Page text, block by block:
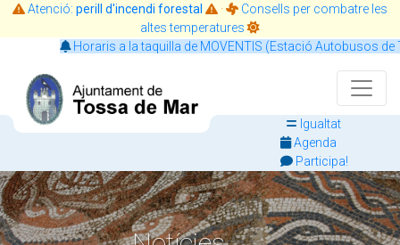
Atenció: perill d'incendi forestal ·
Consells per combatre les
altes temperatures
Horaris a la taquilla de MOVENTIS (Estació Autobusos de
Igualtat
Agenda
Participa!